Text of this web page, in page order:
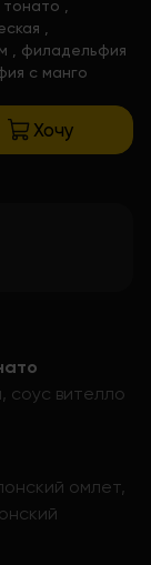
филадельфия
с манго
Хочу
соус вителло
омлет,